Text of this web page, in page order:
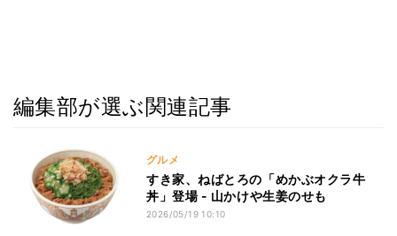
編集部が選ぶ関連記事
グルメ
すき家、ねばとろの「めかぶオクラ牛
丼」登場 - 山かけや生姜のせも
2026/05/19 10:10